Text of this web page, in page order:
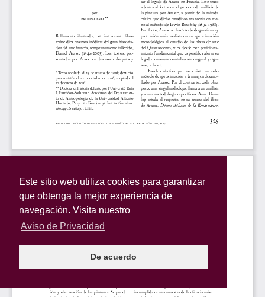
Este sitio web utiliza cookies para garantizar
que obtenga la mejor experiencia de
navegación. Visita nuestro
Aviso de Privacidad
De acuerdo